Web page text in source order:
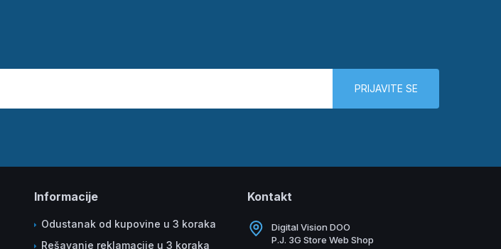
PRIJAVITE SE
Informacije
Odustanak od kupovine u 3 koraka
Rešavanje reklamacije u 3 koraka
Kontakt
Digital Vision DOO
P.J. 3G Store Web Shop